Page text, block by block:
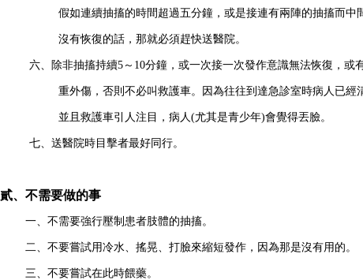
假如連續抽搐的時間超過五分鐘，或是接連有兩陣的抽搐而中
沒有恢復的話，那就必須趕快送醫院。
六、除非抽搐持續5～ 10分鐘，或一次接一次發作意識無法恢復，或
重外傷，否則不必叫救護車。因為往往到達急診室時病人已經
並且救護車引人注目，病人(尤其是青少年)會覺得丟臉。
七、送醫院時目擊者最好同行。
貳、不需要做的事
一、不需要強行壓制患者肢體的抽搐。
二、不要嘗試用冷水、搖晃、打臉來縮短發作，因為那是沒有用的。
三、不要嘗試在此時餵藥。